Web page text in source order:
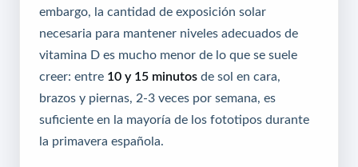
embargo, la cantidad de exposición solar
necesaria para mantener niveles adecuados de
vitamina D es mucho menor de lo que se suele
creer: entre 10 y 15 minutos de sol en cara,
brazos y piernas, 2-3 veces por semana, es
suficiente en la mayoría de los fototipos durante
la primavera española.